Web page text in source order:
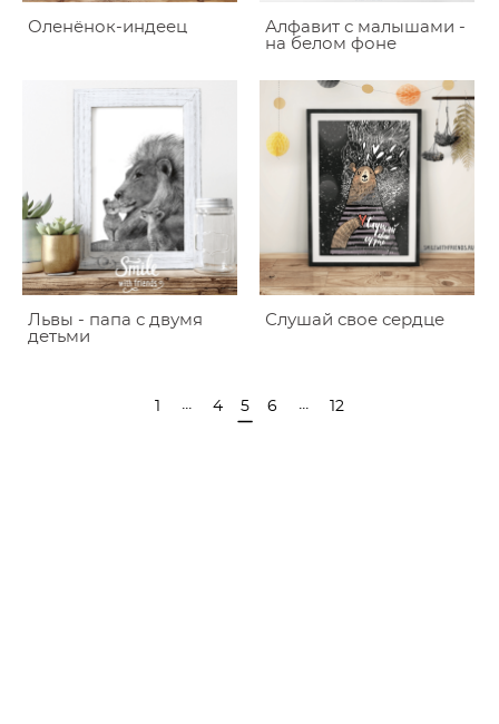
Оленёнок-индеец
Алфавит с малышами -
на белом фоне
Львы - папа с двумя
детьми
Слушай свое сердце
4 5 6 12